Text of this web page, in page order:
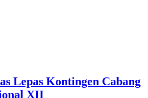
Lepas Kontingen Cabang
XII